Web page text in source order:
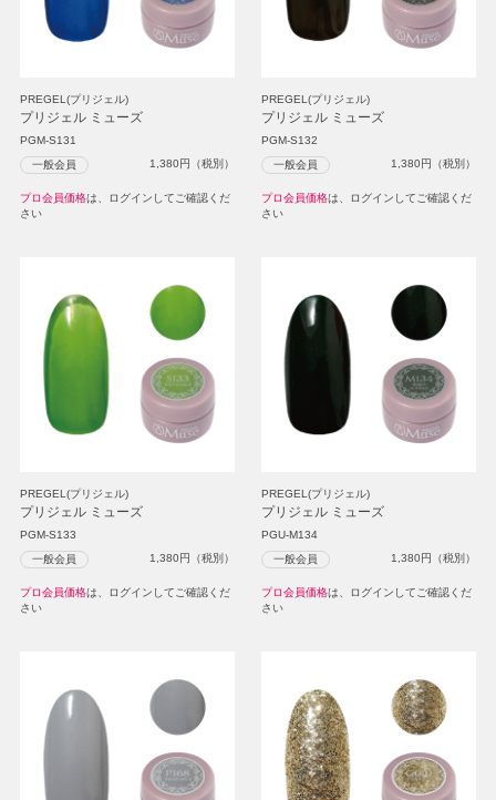
PREGEL(プリジェル)
プリジェル ミューズ
PGM-S131
一般会員 1,380円（税別）
プロ会員価格は、ログインしてご確認くだ
さい
PREGEL(プリジェル)
プリジェル ミューズ
PGM-S132
一般会員 1,380円（税別）
プロ会員価格は、ログインしてご確認くだ
さい
PREGEL(プリジェル)
プリジェル ミューズ
PGM-S133
一般会員 1,380円（税別）
プロ会員価格は、ログインしてご確認くだ
さい
PREGEL(プリジェル)
プリジェル ミューズ
PGU-M134
一般会員 1,380円（税別）
プロ会員価格は、ログインしてご確認くだ
さい